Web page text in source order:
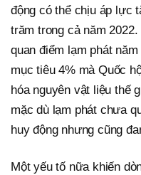
động có thể chịu áp lực
trăm trong cả năm
quan điểm lạm phát
mục tiêu 4% mà Quốc
hóa nguyên vật liệu thế
mặc dù lạm phát chưa
huy động nhưng cũng
Một yếu tố nữa khiến